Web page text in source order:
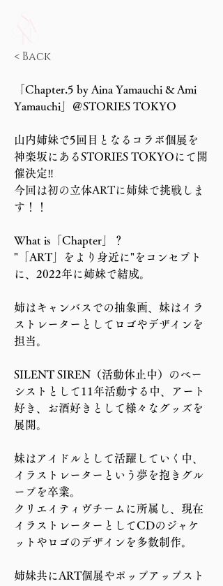
< Back
「Chapter.5 by Aina Yamauchi & Ami
Yamauchi」＠STORIES TOKYO
山内姉妹で5回目となるコラボ個展を
神楽坂にあるSTORIES TOKYOにて開
催決定‼
今回は初の立体ARTに姉妹で挑戦しま
す！！
What is「Chapter」？
"「ART」をより身近に"をコンセプト
に、2022年に姉妹で結成。
姉はキャンバスでの抽象画、妹はイラ
ストレーターとしてロゴやデザインを
担当。
SILENT SIREN（活動休止中）のベー
シストとして11年活動する中、アート
好き、お酒好きとして様々なグッズを
展開。
妹はアイドルとして活躍していく中、
イラストレーターという夢を抱きグル
ープを卒業。
クリエイティヴチームに所属し、現在
イラストレーターとしてCDのジャケ
ットやロゴのデザインを多数制作。
姉妹共にART個展やポップアップスト